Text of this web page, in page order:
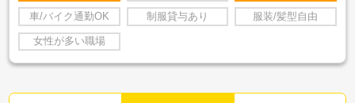
車/バイク通勤OK 制服貸与あり 服装/髪型自由
女性が多い職場